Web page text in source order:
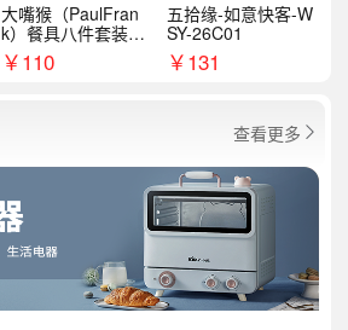
大嘴猴（PaulFran
k）餐具八件套装HC
T6007
￥110
五拾缘-如意快客-W
SY-26C01
￥131
查看更多 